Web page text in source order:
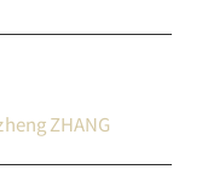
ZHANG